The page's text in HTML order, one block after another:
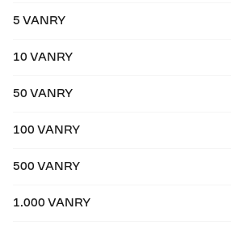
5 VANRY
10 VANRY
50 VANRY
100 VANRY
500 VANRY
1.000 VANRY